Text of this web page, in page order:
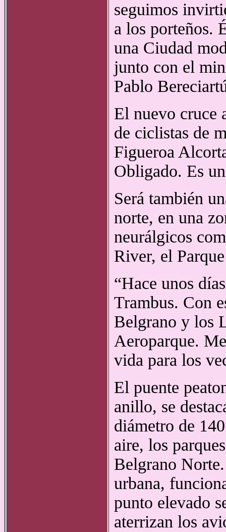
seguimos
a los porteños.
una Ciudad
junto con el
Pablo
El nuevo cruce
de ciclistas de
Figueroa
Obligado. Es
Será también
norte, en una
neurálgicos
River, el
“Hace unos
Trambus. Con
Belgrano y los
Aeroparque.
vida para los
El puente
anillo, se
diámetro de
aire, los
Belgrano
urbana,
punto elevado
aterrizan los